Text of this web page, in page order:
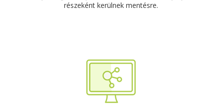
részeként kerülnek mentésre.